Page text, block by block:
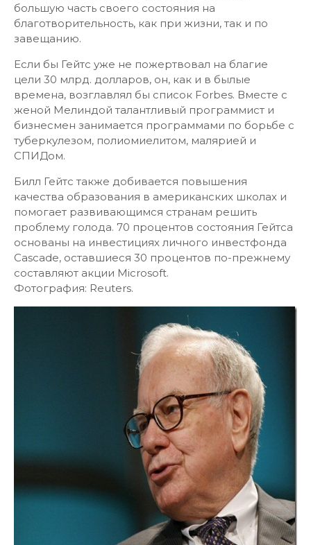
большую часть своего состояния на
благотворительность, как при жизни, так и по
завещанию.
Если бы Гейтс уже не пожертвовал на благие
цели 30 млрд. долларов, он, как и в былые
времена, возглавлял бы список Forbes. Вместе с
женой Мелиндой талантливый программист и
бизнесмен занимается программами по борьбе с
туберкулезом, полиомиелитом, малярией и
СПИДом.
Билл Гейтс также добивается повышения
качества образования в американских школах и
помогает развивающимся странам решить
проблему голода. 70 процентов состояния Гейтса
основаны на инвестициях личного инвестфонда
Cascade, оставшиеся 30 процентов по-прежнему
составляют акции Microsoft.
Фотография: Reuters.